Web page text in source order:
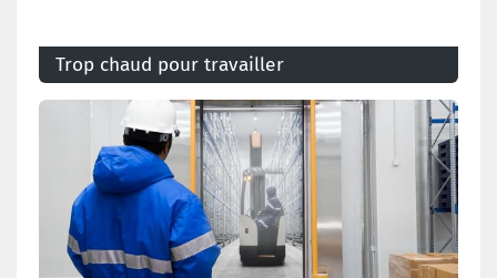
Trop chaud pour travailler
La loi protège les travailleurs contre des conditions
de travail malsaines ou inconfortables dues à la